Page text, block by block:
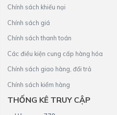
Chính sách khiếu nại
Chính sách giá
Chính sách thanh toán
Các điều kiện cung cấp hàng hóa
Chính sách giao hàng, đổi trả
Chính sách kiểm hàng
THỐNG KÊ TRUY CẬP